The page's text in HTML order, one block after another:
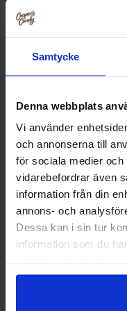
Samtycke
Denna webbplats
Vi använder
och annonserna till
för sociala medier
vidarebefordrar även
information från din
annons- och
Dessa kan i sin tur
information som du
Kidsmania Ooze
34.99 kr